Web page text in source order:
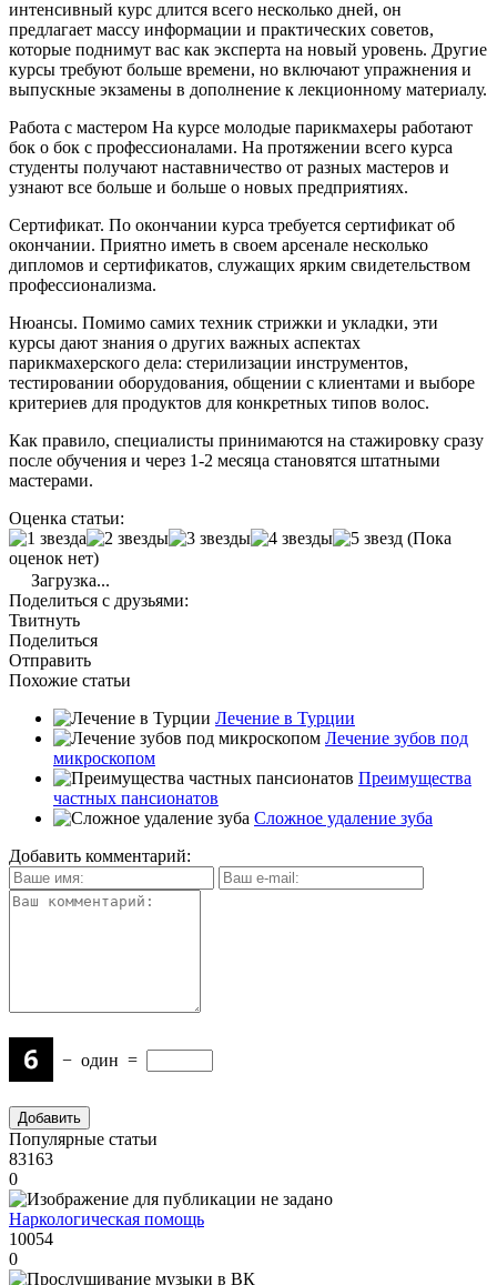
интенсивный курс длится всего несколько дней, он
предлагает массу информации и практических советов,
которые поднимут вас как эксперта на новый уровень. Другие
курсы требуют больше времени, но включают упражнения и
выпускные экзамены в дополнение к лекционному материалу.
Работа с мастером На курсе молодые парикмахеры работают
бок о бок с профессионалами. На протяжении всего курса
студенты получают наставничество от разных мастеров и
узнают все больше и больше о новых предприятиях.
Сертификат. По окончании курса требуется сертификат об
окончании. Приятно иметь в своем арсенале несколько
дипломов и сертификатов, служащих ярким свидетельством
профессионализма.
Нюансы. Помимо самих техник стрижки и укладки, эти
курсы дают знания о других важных аспектах
парикмахерского дела: стерилизации инструментов,
тестировании оборудования, общении с клиентами и выборе
критериев для продуктов для конкретных типов волос.
Как правило, специалисты принимаются на стажировку сразу
после обучения и через 1-2 месяца становятся штатными
мастерами.
Оценка статьи:
(Пока
оценок нет)
Загрузка...
Поделиться с друзьями:
Твитнуть
Поделиться
Отправить
Похожие статьи
Лечение в Турции
Лечение зубов под
микроскопом
Преимущества
частных пансионатов
Сложное удаление зуба
Добавить комментарий:
− один =
Популярные статьи
83163
0
Наркологическая помощь
10054
0